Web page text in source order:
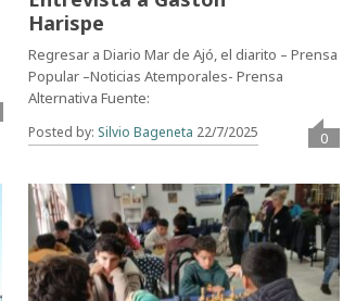
Harispe
Regresar a Diario Mar de Ajó, el diarito – Prensa
Popular –Noticias Atemporales- Prensa
Alternativa Fuente:
Posted by: Silvio Bageneta 22/7/2025 0